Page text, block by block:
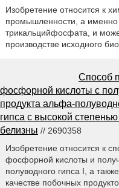
Изобретение относится к
промышленности, а
трикальцийфосфата, и
производстве исходного
Способ
фосфорной кислоты с
продукта альфа-
гипса с высокой
белизны // 2690358
Изобретение относится к
фосфорной кислоты и
полуводного гипса I, а
качестве побочных